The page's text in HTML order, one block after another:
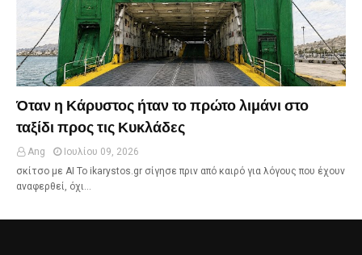
Όταν η Κάρυστος ήταν το πρώτο λιμάνι στο
ταξίδι προς τις Κυκλάδες
Ang
Ιουλίου 09, 2026
σκίτσο με ΑΙ Το ikarystos.gr σίγησε πριν από καιρό για λόγους που έχουν
αναφερθεί, όχι…